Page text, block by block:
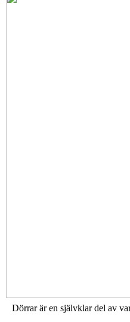
Dörrar är en självklar del av